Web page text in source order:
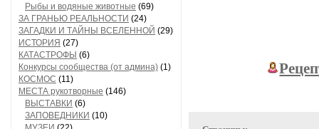
Рыбы и водяные животные (69)
ЗА ГРАНЬЮ РЕАЛЬНОСТИ (24)
ЗАГАДКИ И ТАЙНЫ ВСЕЛЕННОЙ (29)
ИСТОРИЯ (27)
КАТАСТРОФЫ (6)
Конкурсы сообщества (от админа) (1)
КОСМОС (11)
МЕСТА рукотворные (146)
ВЫСТАВКИ (6)
ЗАПОВЕДНИКИ (10)